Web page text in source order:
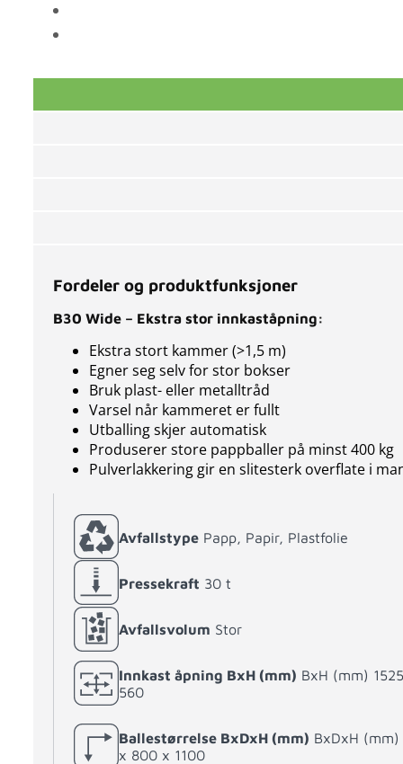
Fordeler og produktfunksjoner
B30 Wide – Ekstra stor innkaståpning:
Ekstra stort kammer (>1,5 m)
Egner seg selv for stor bokser
Bruk plast- eller metalltråd
Varsel når kammeret er fullt
Utballing skjer automatisk
Produserer store pappballer på minst 400 kg
Pulverlakkering gir en slitesterk overflate i
Avfallstype Papp, Papir, Plastfolie
Pressekraft 30 t
Avfallsvolum Stor
Innkast åpning BxH (mm) BxH (mm)
560
Ballestørrelse BxDxH (mm) BxDxH (mm)
x 800 x 1100